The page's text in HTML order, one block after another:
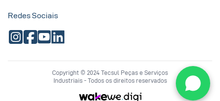
Redes Sociais
Copyright © 2024 Tecsul Peças e Serviços
Industriais - Todos os direitos reservados